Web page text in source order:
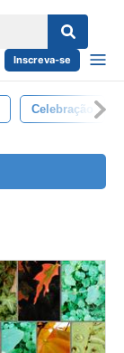
Inscreva-se
Celebração